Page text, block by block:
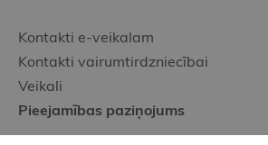
Kontakti e-veikalam
Kontakti vairumtirdzniecībai
Veikali
Pieejamības paziņojums